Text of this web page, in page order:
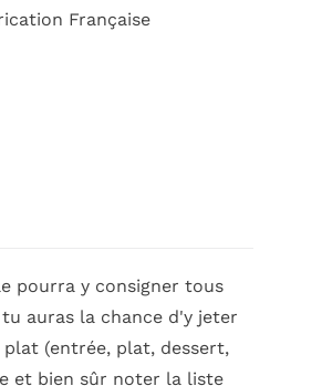
Française
pourra y consigner tous
auras la chance d'y jeter
(entrée, plat, dessert,
et bien sûr noter la liste